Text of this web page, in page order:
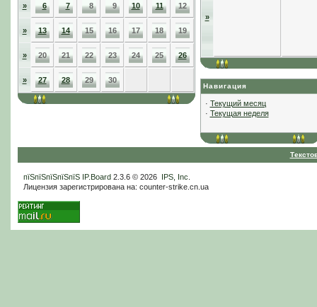
» 6 7 8 9 10 11 12
» 13 14 15 16 17 18 19
» 20 21 22 23 24 25 26
» 27 28 29 30
»
Навигация
· Текущий месяц
· Текущая неделя
пїЅпїЅпїЅпїЅпїЅ IP.Board2.3.6 © 2026 IPS, Inc
Лицензия зарегистрирована на: counter-strike.cn.ua